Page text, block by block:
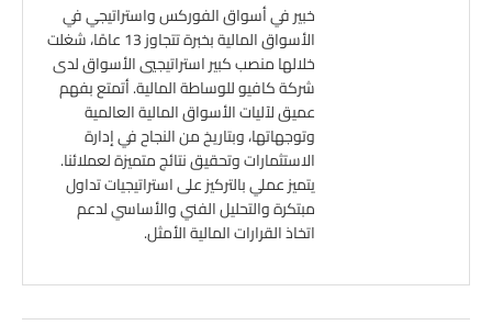
خبير في أسواق الفوركس واستراتيجي في
الأسواق المالية بخبرة تتجاوز 13 عامًا، شغلت
خلالها منصب كبير استراتيجيي الأسواق لدى
شركة كافيو للوساطة المالية. أتمتع بفهم
عميق لآليات الأسواق المالية العالمية
وتوجهاتها، وبتاريخ من النجاح في إدارة
الاستثمارات وتحقيق نتائج متميزة لعملائنا.
يتميز عملي بالتركيز على استراتيجيات تداول
مبتكرة والتحليل الفني والأساسي لدعم
اتخاذ القرارات المالية الأمثل.